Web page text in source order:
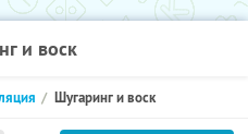
и воск
Шугаринг и воск